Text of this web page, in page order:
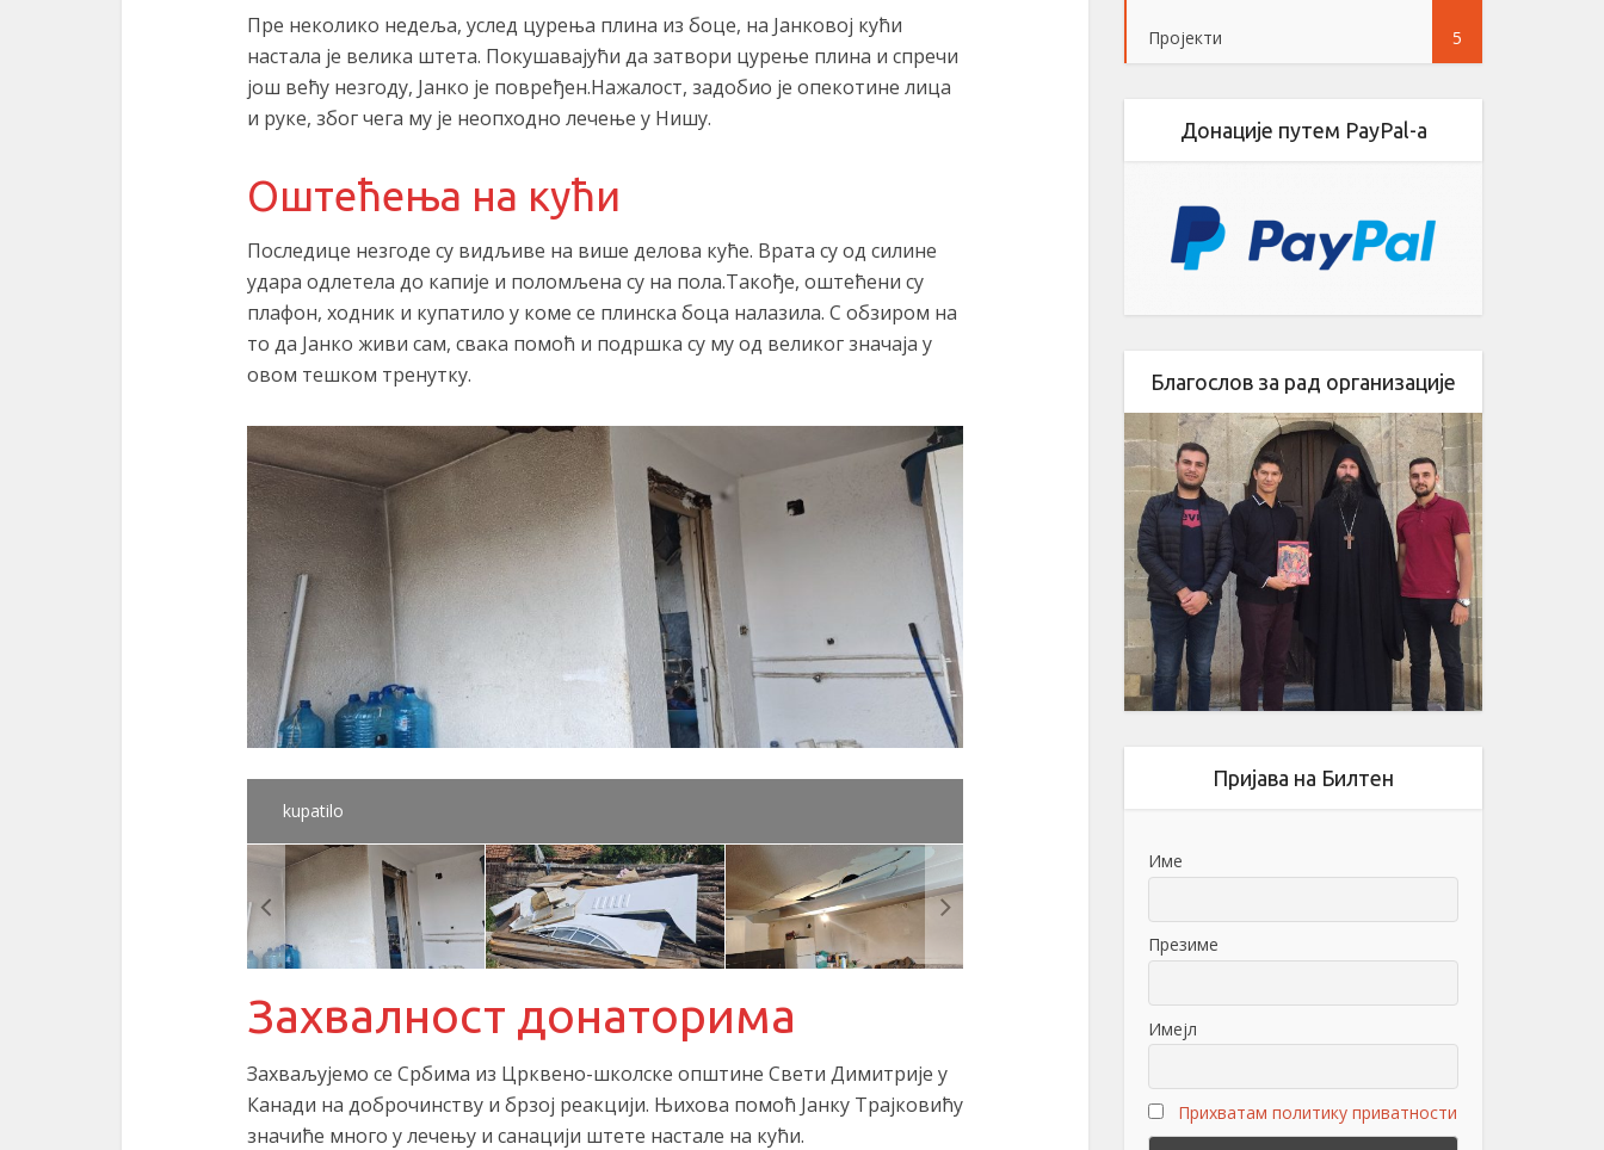
Пре неколико недеља, услед цурења плина из боце, на Јанковој кући
настала је велика штета. Покушавајући да затвори цурење плина и спречи
још већу незгоду, Јанко је повређен.Нажалост, задобио је опекотине лица
и руке, због чега му је неопходно лечење у Нишу.
Оштећења на кући
Последице незгоде су видљиве на више делова куће. Врата су од силине
удара одлетела до капије и поломљена су на пола.Такође, оштећени су
плафон, ходник и купатило у коме се плинска боца налазила. С обзиром на
то да Јанко живи сам, свака помоћ и подршка су му од великог значаја у
овом тешком тренутку.
kupatilo
Захвалност донаторима
Захваљујемо се Србима из Црквено-школске општине Свети Димитрије у
Канади на доброчинству и брзој реакцији. Њихова помоћ Јанку Трајковићу
значиће много у лечењу и санацији штете настале на кући.
Пројекти 5
Донације путем PayPal-a
Благослов за рад организације
Пријава на Билтен
Име
Презиме
Имејл
Прихватам политику приватности